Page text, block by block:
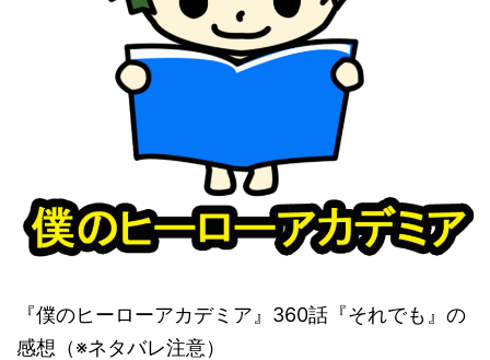
『僕のヒーローアカデミア』360話『それでも』の
感想（※ネタバレ注意）